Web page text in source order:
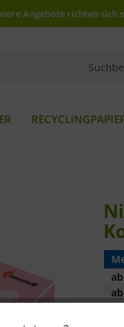
Angebote richten sich
ab
ab